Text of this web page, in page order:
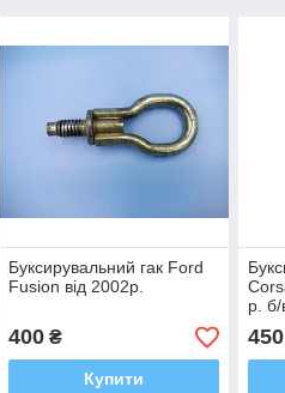
Буксирувальний гак Ford
Fusion від 2002р.
400₴
Купити
р. б/
450